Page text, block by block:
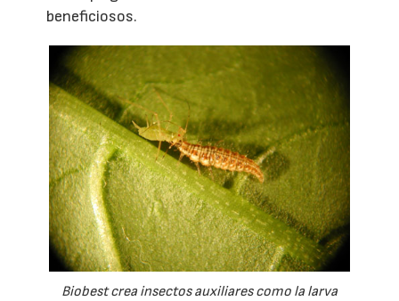
beneficiosos.
Biobest crea insectos auxiliares como la larva